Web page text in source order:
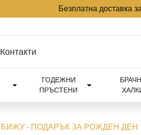
Безплатна доставка
Контакти
ГОДЕЖНИ
ПРЪСТЕНИ
БИЖУ - ПОДАРЪК ЗА РОЖДЕН ДЕН